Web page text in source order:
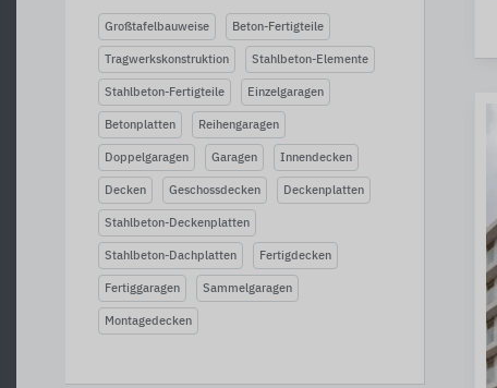
Großtafelbauweise Beton-Fertigteile
Tragwerkskonstruktion Stahlbeton-Elemente
Stahlbeton-Fertigteile Einzelgaragen
Betonplatten Reihengaragen
Doppelgaragen Garagen Innendecken
Decken Geschossdecken Deckenplatten
Stahlbeton-Deckenplatten
Stahlbeton-Dachplatten Fertigdecken
Fertiggaragen Sammelgaragen
Montagedecken